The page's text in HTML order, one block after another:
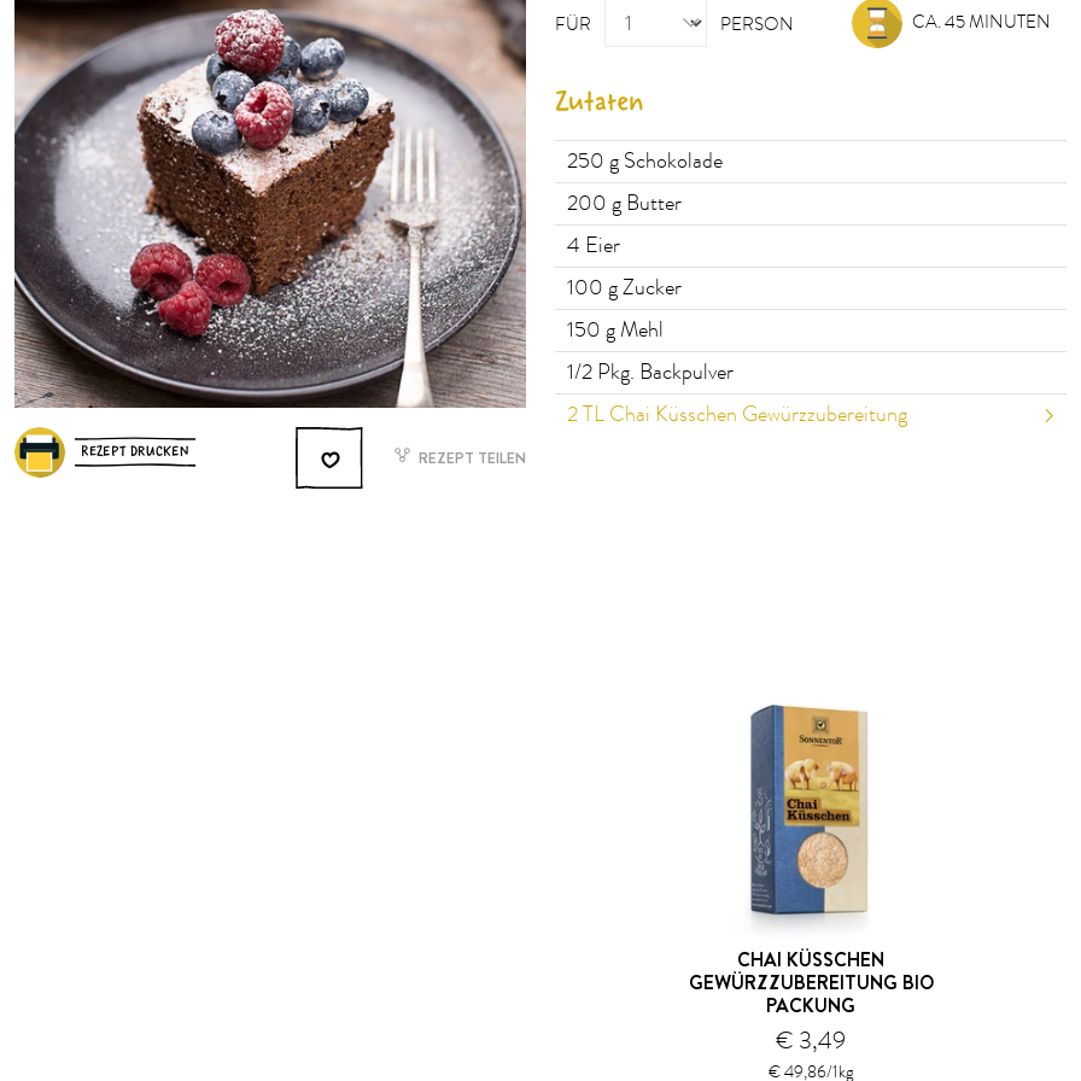
REZEPT DRUCKEN REZEPT TEILEN
FÜR
PERSON
PERSON CA. 45 MINUTEN
Zutaten
250 g Schokolade
200 g Butter
4 Eier
100 g Zucker
150 g Mehl
1/2 Pkg. Backpulver
2TL Chai Küsschen Gewürzzubereitung
CHAI KÜSSCHEN
GEWÜRZZUBEREITUNG BIO
PACKUNG
€ 3,49
€ 49,86/1kg